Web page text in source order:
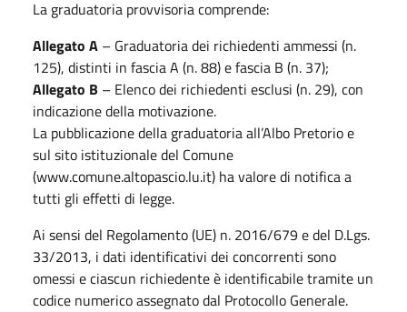
La graduatoria provvisoria comprende:
Allegato A – Graduatoria dei richiedenti ammessi (n.
125), distinti in fascia A (n. 88) e fascia B (n. 37);
Allegato B – Elenco dei richiedenti esclusi (n. 29), con
indicazione della motivazione.
La pubblicazione della graduatoria all’Albo Pretorio e
sul sito istituzionale del Comune
(www.comune.altopascio.lu.it) ha valore di notifica a
tutti gli effetti di legge.
Ai sensi del Regolamento (UE) n. 2016/679 e del D.Lgs.
33/2013, i dati identificativi dei concorrenti sono
omessi e ciascun richiedente è identificabile tramite un
codice numerico assegnato dal Protocollo Generale.